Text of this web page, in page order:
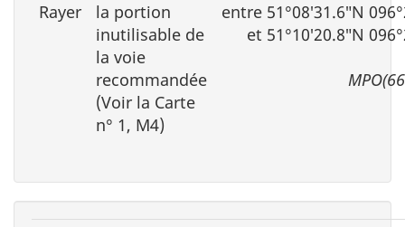
Rayer
la portion
inutilisable de
la voie
recommandée
(Voir la Carte
n° 1, M4)
entre 51°08′31.6″N
et 51°10′20.8″N